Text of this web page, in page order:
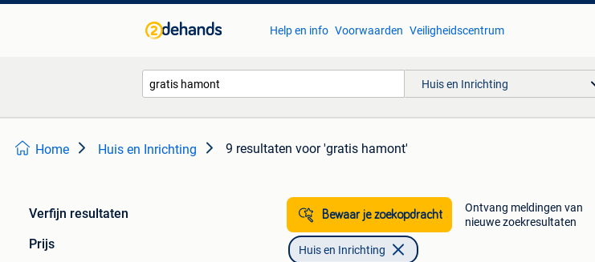
Help en info Voorwaarden Veiligheidscentrum
Huis en Inrichting
Home Huis en Inrichting 9 resultaten voor 'gratis hamont'
Verfijn resultaten
Prijs
Bewaar je zoekopdracht
Ontvang meldingen van
nieuwe zoekresultaten
Huis en Inrichting